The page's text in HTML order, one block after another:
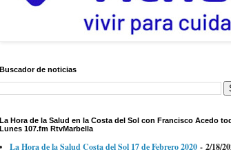
Buscador de noticias
La Hora de la Salud en la Costa del Sol con Francisco Acedo
Lunes 107.fm RtvMarbella
La Hora de la Salud Costa del Sol 17 de Febrero 2020 - 2/18/